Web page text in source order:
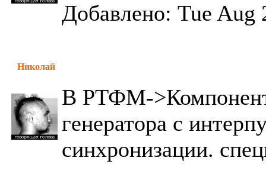
Добавлено: Tue Aug
Николай
В РТФМ-
генератора с
синхронизации.